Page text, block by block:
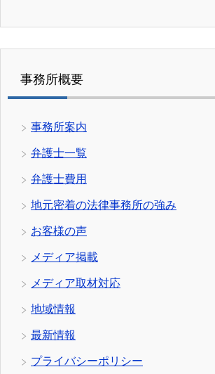
事務所概要
事務所案内
弁護士一覧
弁護士費用
地元密着の法律事務所の強み
お客様の声
メディア掲載
メディア取材対応
地域情報
最新情報
プライバシーポリシー